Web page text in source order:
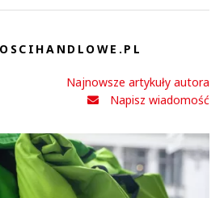
Najnowsze artykuły autora
Napisz wiadomość